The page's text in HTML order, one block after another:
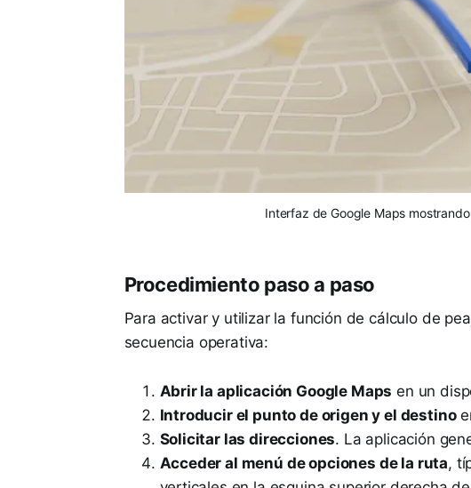
Interfaz de Google Maps
Procedimiento paso a paso
Para activar y utilizar la función de cálculo de
secuencia operativa:
Abrir la aplicación Google Maps en un
Introducir el punto de origen y el destino
Solicitar las direcciones. La aplicación
Acceder al menú de opciones de la ruta,